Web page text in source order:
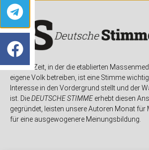
In einer Zeit, in der die etablierten
eigene Volk betreiben, ist eine Stimme
Interesse in den Vordergrund stellt und der
ist. DieDEUTSCHE STIMMEerhebt diesen
gegründet, leisten unsere Autoren Monat für
für eine ausgewogenere Meinungsbildung.